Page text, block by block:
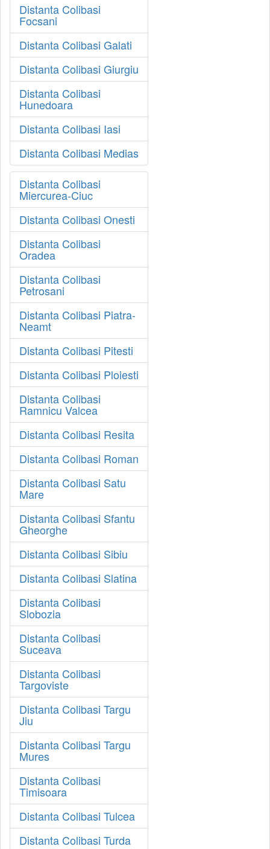
Distanta Colibasi
Focsani
Distanta Colibasi Galati
Distanta Colibasi Giurgiu
Distanta Colibasi
Hunedoara
Distanta Colibasi Iasi
Distanta Colibasi Medias
Distanta Colibasi
Miercurea-Ciuc
Distanta Colibasi Onesti
Distanta Colibasi
Oradea
Distanta Colibasi
Petrosani
Distanta Colibasi Piatra-
Neamt
Distanta Colibasi Pitesti
Distanta Colibasi Ploiesti
Distanta Colibasi
Ramnicu Valcea
Distanta Colibasi Resita
Distanta Colibasi Roman
Distanta Colibasi Satu
Mare
Distanta Colibasi Sfantu
Gheorghe
Distanta Colibasi Sibiu
Distanta Colibasi Slatina
Distanta Colibasi
Slobozia
Distanta Colibasi
Suceava
Distanta Colibasi
Targoviste
Distanta Colibasi Targu
Jiu
Distanta Colibasi Targu
Mures
Distanta Colibasi
Timisoara
Distanta Colibasi Tulcea
Distanta Colibasi Turda